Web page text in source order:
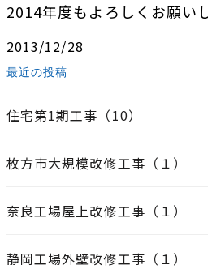
2014年度もよろしくお願いし
2013/12/28
最近の投稿
住宅第1期工事（10）
枚方市大規模改修工事（１）
奈良工場屋上改修工事（１）
静岡工場外壁改修工事（１）